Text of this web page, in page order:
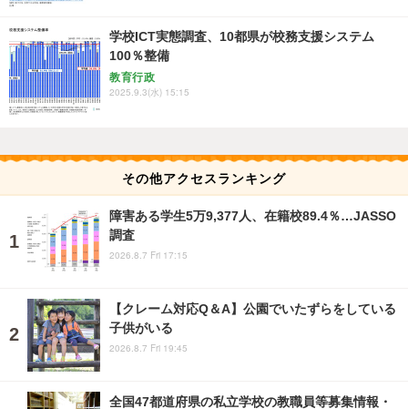
学校ICT実態調査、10都県が校務支援システム
100％整備
教育行政
2025.9.3(水) 15:15
その他アクセスランキング
障害ある学生5万9,377人、在籍校89.4％…JASSO
調査
2026.8.7 Fri 17:15
【クレーム対応Q＆A】公園でいたずらをしている
子供がいる
2026.8.7 Fri 19:45
全国47都道府県の私立学校の教職員等募集情報・